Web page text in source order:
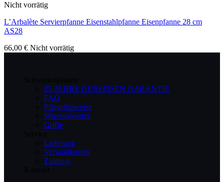
Nicht vorrätig
L’Arbalète Servierpfanne Eisenstahlpfanne Eisenpfanne 28 cm
AS28
66,00 € Nicht vorrätig
25 JAHRE GUSSEISEN GARANTIE
FAQ
Pflegehinweise
Wissenswertes
Griffe
Lieferung
Versandkosten
Zahlung